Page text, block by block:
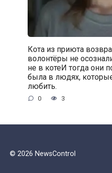
Кота из приюта
волонтёры не
не в котеИ тогда они
была в людях,
любить.
0 3
© 2026 NewsControl